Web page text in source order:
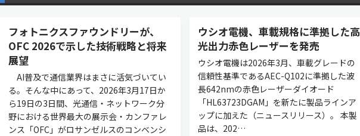
フォトニクスファウンドリーが、
OFC 2026で示した技術戦略と将来
展望
AI普及で通信業界はまさに活気づいてい
る。そんな中にあって、2026年3月17日か
ら19日の3日間、光通信・ネットワーク分
野における世界最大の展示会・カンファレ
ンス「OFC」がロサンゼルスのコンベンシ
ウシオ電機、車載規格に準拠した高
光出力赤色レーザーを発売
ウシオ電機は2026年3月、車載グレードの
信頼性基準であるAEC-Q102に準拠した波
長642nmの赤色レーザーダイオード
「HL63723DGAM」を新たに製品ラインア
ップに加えた（ニュースリリース）。 本製
品は、202…